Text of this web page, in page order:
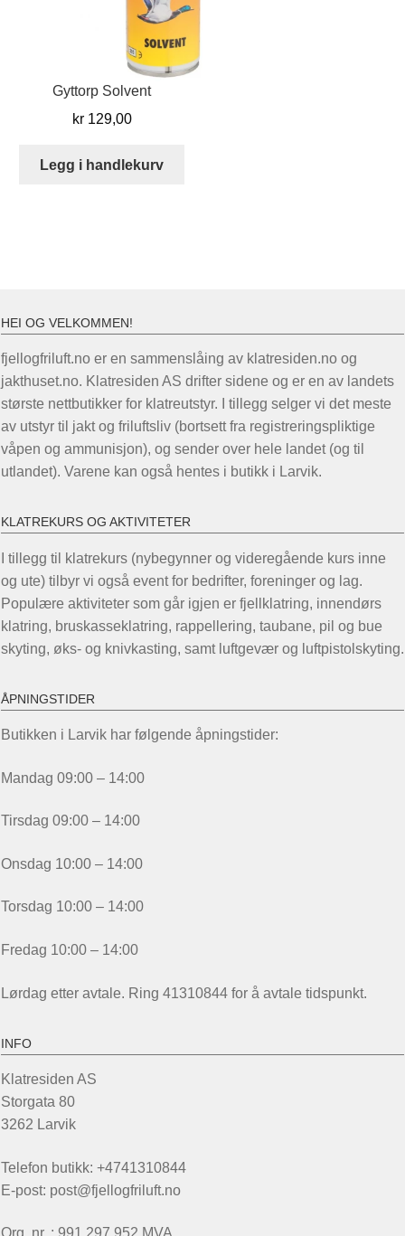
Gyttorp Solvent
kr129,00
Legg i handlekurv
HEI OG VELKOMMEN!
fjellogfriluft.no er en sammenslåing av klatresiden.no og
jakthuset.no. Klatresiden AS drifter sidene og er en av landets
største nettbutikker for klatreutstyr. I tillegg selger vi det meste
av utstyr til jakt og friluftsliv (bortsett fra registreringspliktige
våpen og ammunisjon), og sender over hele landet (og til
utlandet). Varene kan også hentes i butikk i Larvik.
KLATREKURS OG AKTIVITETER
I tillegg til klatrekurs (nybegynner og videregående kurs inne
og ute) tilbyr vi også event for bedrifter, foreninger og lag.
Populære aktiviteter som går igjen er fjellklatring, innendørs
klatring, bruskasseklatring, rappellering, taubane, pil og bue
skyting, øks- og knivkasting, samt luftgevær og luftpistolskyting.
ÅPNINGSTIDER
Butikken i Larvik har følgende åpningstider:
Mandag 09:00 – 14:00
Tirsdag 09:00 – 14:00
Onsdag 10:00 – 14:00
Torsdag 10:00 – 14:00
Fredag 10:00 – 14:00
Lørdag etter avtale. Ring 41310844 for å avtale tidspunkt.
INFO
Klatresiden AS
Storgata 80
3262 Larvik
Telefon butikk: +4741310844
E-post: post@fjellogfriluft.no